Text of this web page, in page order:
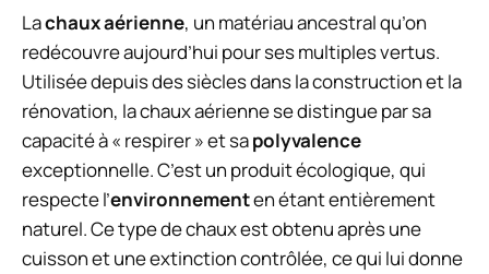
Lachaux aérienne, un matériau ancestral qu’on
redécouvre aujourd’hui pour ses multiples vertus.
Utilisée depuis des siècles dans la construction et la
rénovation, la chaux aérienne se distingue par sa
capacité à « respirer » et sapolyvalence
exceptionnelle. C’est un produit écologique, qui
respecte l’environnementen étant entièrement
naturel. Ce type de chaux est obtenu après une
cuisson et une extinction contrôlée, ce qui lui donne